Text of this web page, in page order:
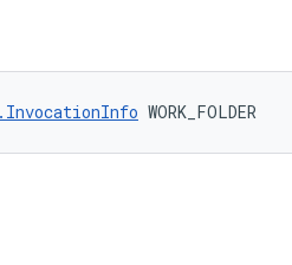
WORK_FOLDER